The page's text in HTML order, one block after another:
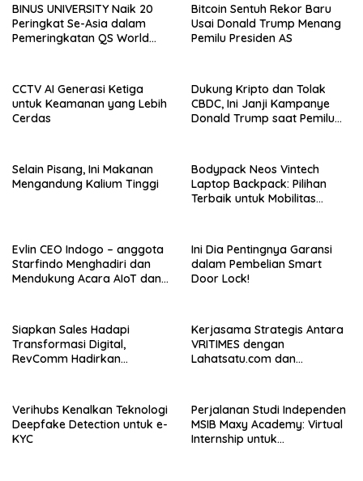
BINUS UNIVERSITY Naik 20
Peringkat Se-Asia dalam
Pemeringkatan QS World
Bitcoin Sentuh Rekor Baru
Usai Donald Trump Menang
Pemilu Presiden AS
CCTV AI Generasi Ketiga
untuk Keamanan yang Lebih
Cerdas
Dukung Kripto dan Tolak
CBDC, Ini Janji Kampanye
Donald Trump saat Pemilu
Selain Pisang, Ini Makanan
Mengandung Kalium Tinggi
Bodypack Neos Vintech
Laptop Backpack: Pilihan
Terbaik untuk Mobilitas
Evlin CEO Indogo – anggota
Starfindo Menghadiri dan
Mendukung Acara AIoT dan
Ini Dia Pentingnya Garansi
dalam Pembelian Smart
Door Lock!
Siapkan Sales Hadapi
Transformasi Digital,
RevComm Hadirkan
Kerjasama Strategis Antara
VRITIMES dengan
Lahatsatu.com dan
Indonesia
Verihubs Kenalkan Teknologi
Deepfake Detection untuk e-
KYC
Perjalanan Studi Independen
MSIB Maxy Academy: Virtual
Internship untuk